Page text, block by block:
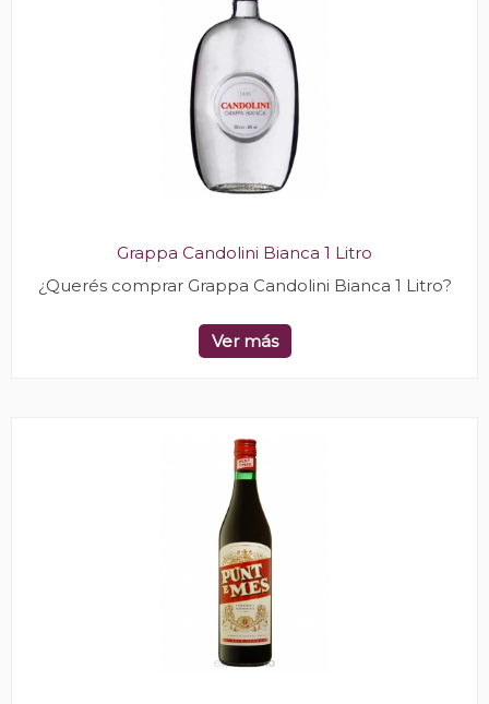
Grappa Candolini Bianca 1 Litro
¿Querés comprar Grappa Candolini Bianca 1 Litro?
Ver más